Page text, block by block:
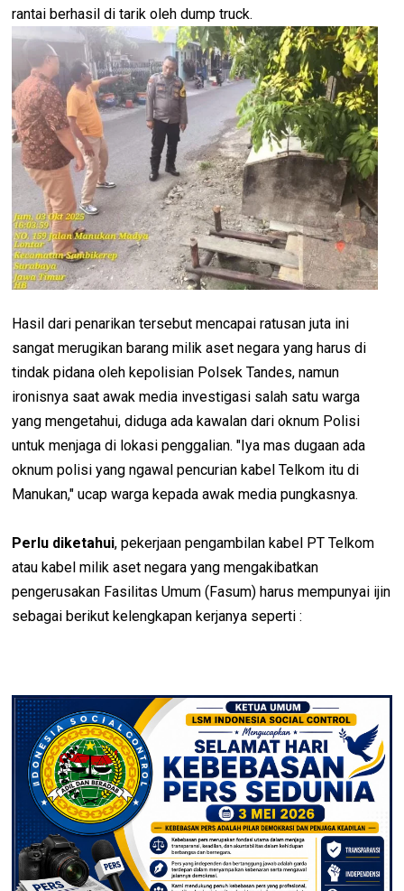
rantai berhasil di tarik oleh dump truck.
Hasil dari penarikan tersebut mencapai ratusan juta ini
sangat merugikan barang milik aset negara yang harus di
tindak pidana oleh kepolisian Polsek Tandes, namun
ironisnya saat awak media investigasi salah satu warga
yang mengetahui, diduga ada kawalan dari oknum Polisi
untuk menjaga di lokasi penggalian. "Iya mas dugaan ada
oknum polisi yang ngawal pencurian kabel Telkom itu di
Manukan," ucap warga kepada awak media pungkasnya.
Perlu diketahui, pekerjaan pengambilan kabel PT Telkom
atau kabel milik aset negara yang mengakibatkan
pengerusakan Fasilitas Umum (Fasum) harus mempunyai ijin
sebagai berikut kelengkapan kerjanya seperti :